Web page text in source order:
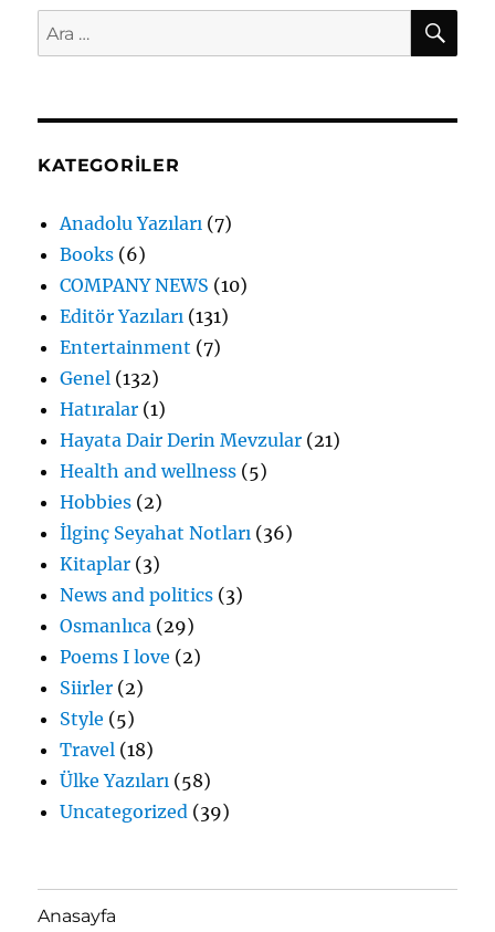
Ara:
KATEGORILER
Anadolu Yazıları (7)
Books (6)
COMPANY NEWS (10)
Editör Yazıları (131)
Entertainment (7)
Genel (132)
Hatıralar (1)
Hayata Dair Derin Mevzular (21)
Health and wellness (5)
Hobbies (2)
İlginç Seyahat Notları (36)
Kitaplar (3)
News and politics (3)
Osmanlıca (29)
Poems I love (2)
Siirler (2)
Style (5)
Travel (18)
Ülke Yazıları (58)
Uncategorized (39)
Anasayfa